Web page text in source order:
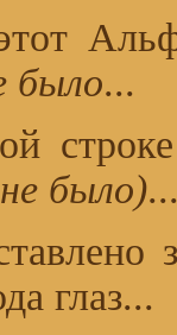
было...
было)
глаз...